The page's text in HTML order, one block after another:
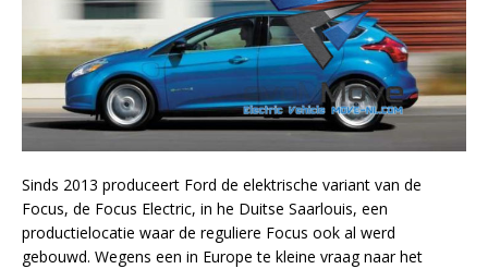
Sinds 2013 produceert Ford de elektrische variant van de
Focus, de Focus Electric, in he Duitse Saarlouis, een
productielocatie waar de reguliere Focus ook al werd
gebouwd. Wegens een in Europe te kleine vraag naar het